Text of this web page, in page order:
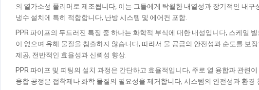
의 열가소성 폴리머로 제조됩니다, 이는 그들에게 탁월한 내열성과 장기적인 내
냉수 설치에 특히 적합합니다, 난방 시스템 및 에어컨 포함.
PPR 파이프의 두드러진 특징 중 하나는 화학적 부식에 대한 내성입니다, 스케일
이 없으며 유해 물질을 침출하지 않습니다, 따라서 물 공급의 안전성과 순도를 보
제공, 전반적인 효율성과 신뢰성 향상.
PPR 파이프 및 피팅의 설치 과정은 간단하고 효율적입니다, 주로 열 융합과 관련
융합 공정은 접착제나 화학 물질의 필요성을 제거합니다, 시스템의 안전성과 환경